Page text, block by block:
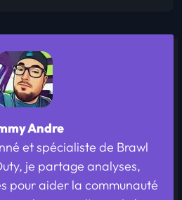
Andre
et spécialiste de Brawl
je partage analyses,
pour aider la communauté